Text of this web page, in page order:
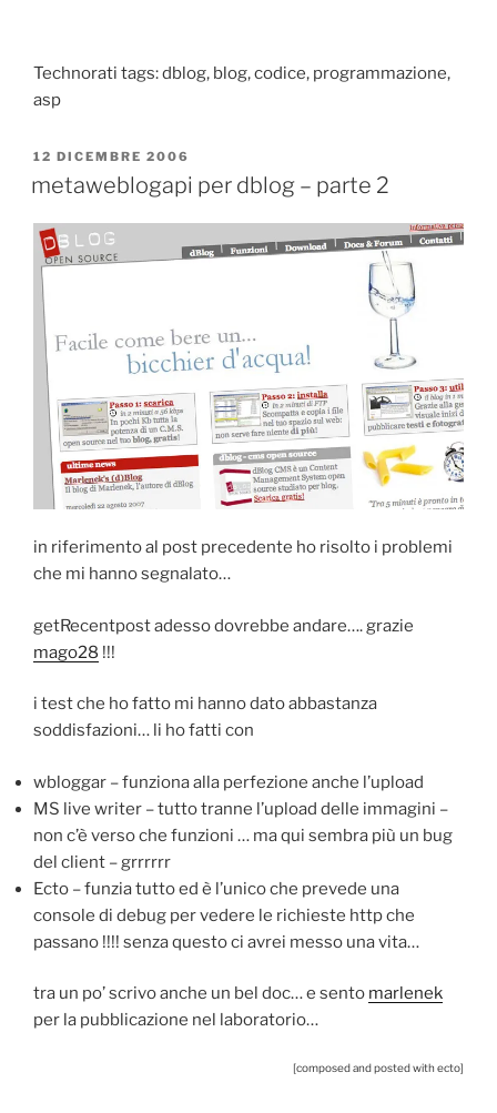
Technorati tags: dblog, blog, codice, programmazione,
asp
PUBBLICATO
12 DICEMBRE 2006
metaweblogapi per dblog – parte 2
in riferimento al post precedente ho risolto i problemi
che mi hanno segnalato…
getRecentpost adesso dovrebbe andare…. grazie
mago28 !!!
i test che ho fatto mi hanno dato abbastanza
soddisfazioni… li ho fatti con
wbloggar – funziona alla perfezione anche l’upload
MS live writer – tutto tranne l’upload delle immagini –
non c’è verso che funzioni … ma qui sembra più un bug
del client – grrrrrr
Ecto – funzia tutto ed è l’unico che prevede una
console di debug per vedere le richieste http che
passano !!!! senza questo ci avrei messo una vita…
tra un po’ scrivo anche un bel doc… e sento marlenek
per la pubblicazione nel laboratorio…
[composed and posted with ecto]